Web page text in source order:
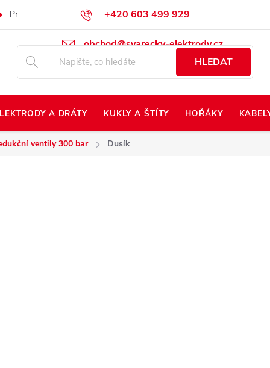
+420 603 499 929
obchod@svarecky-elektrody.cz
Prodej na Slovensko Napište nám Kontakty
HLEDAT
A DRÁTY KUKLY A ŠTÍTY HOŘÁKY
ventily 300 bar Dusík